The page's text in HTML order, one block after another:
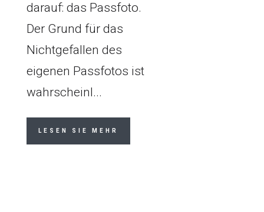
darauf: das Passfoto.
Der Grund für das
Nichtgefallen des
eigenen Passfotos ist
wahrscheinl...
LESEN SIE MEHR